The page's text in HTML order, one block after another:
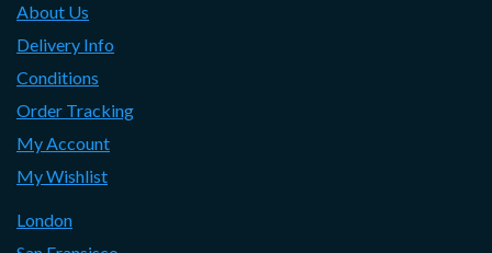
About Us
Delivery Info
Conditions
Order Tracking
My Account
My Wishlist
London